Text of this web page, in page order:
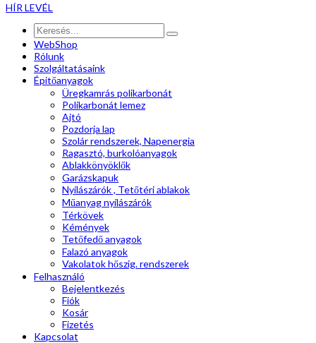
HÍR LEVÉL
WebShop
Rólunk
Szolgáltatásaink
Épitőanyagok
Üregkamrás polikarbonát
Polikarbonát lemez
Ajtó
Pozdorja lap
Szolár rendszerek, Napenergia
Ragasztó, burkolóanyagok
Ablakkönyöklők
Garázskapuk
Nyílászárók , Tetőtéri ablakok
Műanyag nyílászárók
Térkövek
Kémények
Tetőfedő anyagok
Falazó anyagok
Vakolatok hőszig. rendszerek
Felhasználó
Bejelentkezés
Fiók
Kosár
Fizetés
Kapcsolat